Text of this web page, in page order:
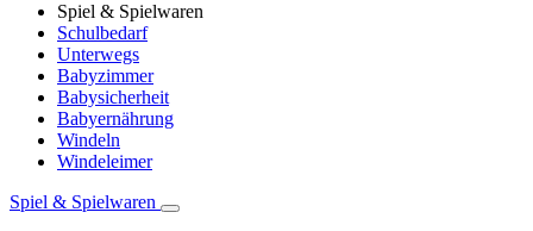
Spiel & Spielwaren
Schulbedarf
Unterwegs
Babyzimmer
Babysicherheit
Babyernährung
Windeln
Windeleimer
Spiel & Spielwaren